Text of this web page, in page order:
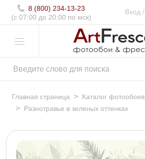
8 (800) 234-13-23
(c 07:00 до 20:00 по мск)
Вход /
Главная страница > Каталог фотообоев
> Разнотравье в зеленых оттенках